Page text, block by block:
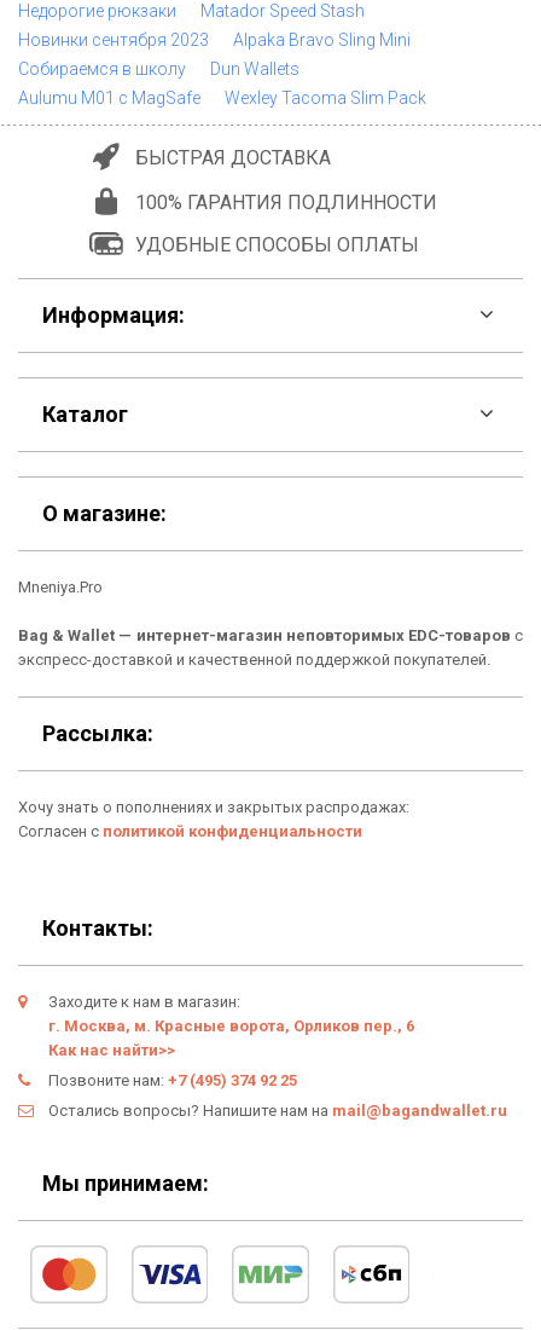
Недорогие рюкзаки
Matador Speed Stash
Новинки сентября 2023
Alpaka Bravo Sling Mini
Собираемся в школу
Dun Wallets
Aulumu M01 с MagSafe
Wexley Tacoma Slim Pack
БЫСТРАЯ ДОСТАВКА
100% ГАРАНТИЯ ПОДЛИННОСТИ
УДОБНЫЕ СПОСОБЫ ОПЛАТЫ
Информация:
F.A.Q
Контакты
Шоурум
Материалы
Подарочные сертификаты
О нас
Отзывы о Bag & Wallet
Гарантия
Условия возврата
Оферта
Политика конфиденциальности
Каталог
Скидки
Кошельки
Сумки
Новинки
Подарки
О магазине:
Mneniya.Pro
Bag & Wallet — интернет-магазин неповторимых EDC-товаров с
экспресс-доставкой и качественной поддержкой покупателей.
Рассылка:
Хочу знать о пополнениях и закрытых распродажах:
Согласен с политикой конфиденциальности
Контакты:
Заходите к нам в магазин:
г. Москва, м. Красные ворота, Орликов пер., 6
Как нас найти>>
Позвоните нам: +7 (495) 374 92 25
Остались вопросы? Напишите нам на mail@bagandwallet.ru
Мы принимаем: